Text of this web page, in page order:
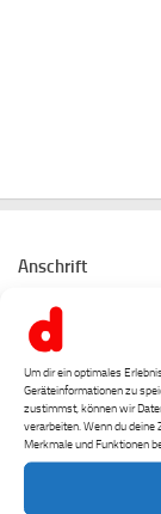
Um dir ein optimales
Geräteinformationen zu
zustimmst, können wir
verarbeiten. Wenn du
Merkmale und Funktionen
Anschrift
Tanz- und
Hauptstraße 43
55743 Idar-
06781-6661445
0176-43499773